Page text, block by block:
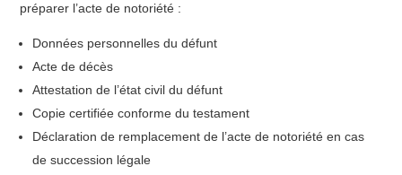
préparer l’acte de notoriété :
Données personnelles du défunt
Acte de décès
Attestation de l’état civil du défunt
Copie certifiée conforme du testament
Déclaration de remplacement de l’acte de notoriété en cas
de succession légale